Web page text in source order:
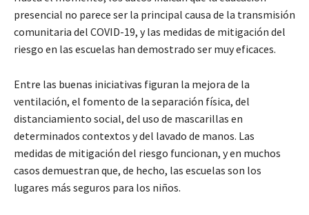
presencial no parece ser la principal causa de la transmisión
comunitaria del COVID-19, y las medidas de mitigación del
riesgo en las escuelas han demostrado ser muy eficaces.
Entre las buenas iniciativas figuran la mejora de la
ventilación, el fomento de la separación física, del
distanciamiento social, del uso de mascarillas en
determinados contextos y del lavado de manos. Las
medidas de mitigación del riesgo funcionan, y en muchos
casos demuestran que, de hecho, las escuelas son los
lugares más seguros para los niños.